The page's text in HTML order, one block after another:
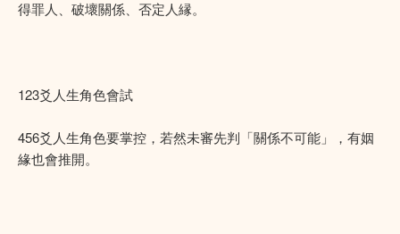
得罪人、破壞關係、否定人縁。
123爻人生角色會試
456爻人生角色要掌控，若然未審先判「關係不可能」，有姻
緣也會推開。